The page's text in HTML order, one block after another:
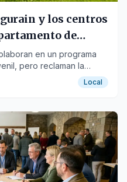
y los centros
de
para
en un programa
pero reclaman la
Educación.
Local